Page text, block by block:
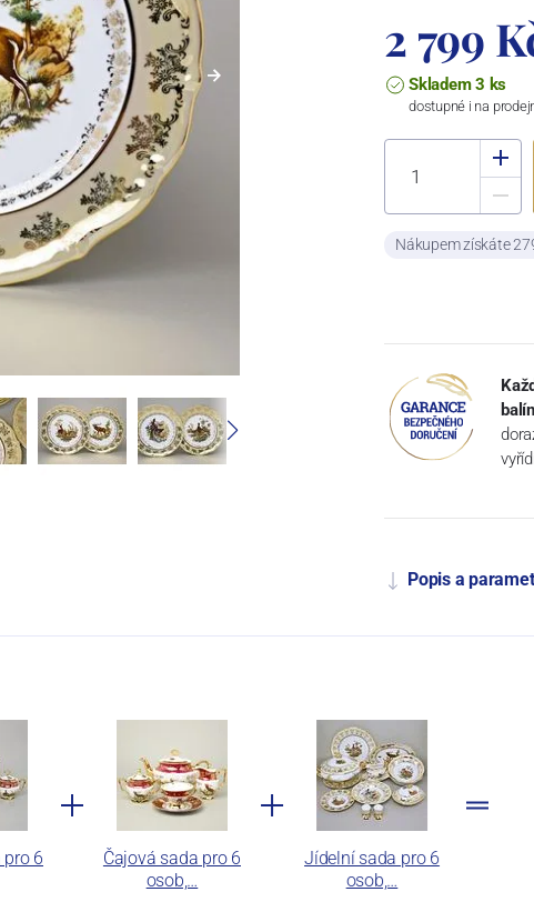
2 799
Skladem 3 ks
dostupné i na
Nákupem získáte
Popis a
6
Čajová sada pro 6
osob,…
Jídelní sada pro 6
osob,…